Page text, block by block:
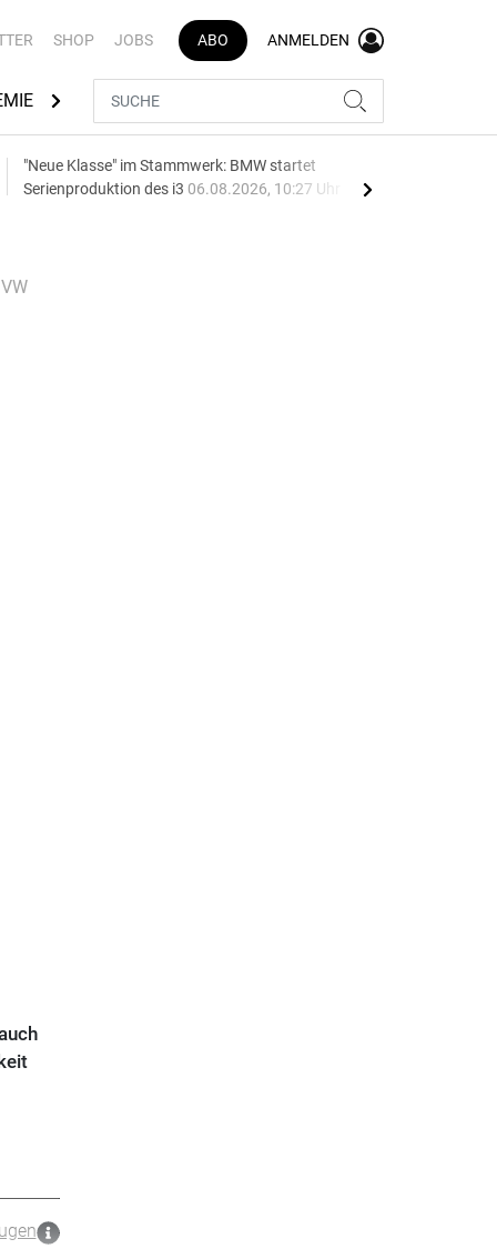
SHOP JOBS ABO ANMELDEN
AUTOMARKEN
"Neue Klasse" im Stammwerk: BMW startet
Serienproduktion des i3 06.08.2026, 10:27 Uhr